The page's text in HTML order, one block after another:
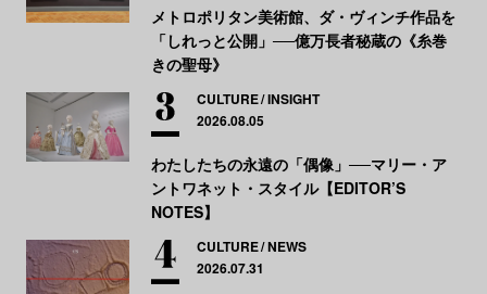
メトロポリタン美術館、ダ・ヴィンチ作品を
「しれっと公開」──億万長者秘蔵の《糸巻
きの聖母》
CULTURE INSIGHT
2026.08.05
わたしたちの永遠の「偶像」──マリー・ア
ントワネット・スタイル【EDITOR’S
NOTES】
CULTURE NEWS
2026.07.31